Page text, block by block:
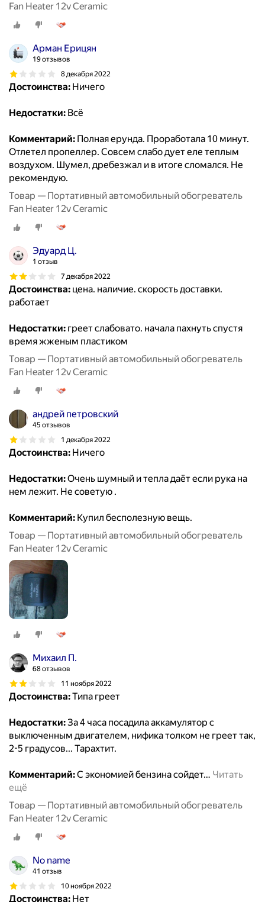
Fan Heater 12v Ceramic
Арман Ерицян
19 отзывов
8 декабря 2022
Достоинства: Ничего
Недостатки: Всё
Комментарий: Полная ерунда. Проработала 10 минут.
Отлетел пропеллер. Совсем слабо дует еле теплым
воздухом. Шумел, дребезжал и в итоге сломался. Не
рекомендую.
Товар — Портативный автомобильный обогреватель
Fan Heater 12v Ceramic
Эдуард Ц.
1 отзыв
7 декабря 2022
Достоинства: цена. наличие. скорость доставки.
работает
Недостатки: греет слабовато. начала пахнуть спустя
время жженым пластиком
Товар — Портативный автомобильный обогреватель
Fan Heater 12v Ceramic
андрей петровский
45 отзывов
1 декабря 2022
Достоинства: Ничего
Недостатки:Очень шумный и тепла даёт если рука на
нем лежит. Не советую .
Комментарий: Купил бесполезную вещь.
Товар — Портативный автомобильный обогреватель
Fan Heater 12v Ceramic
Михаил П.
68 отзывов
11 ноября 2022
Достоинства:Типа греет
Недостатки:За 4 часа посадила аккамулятор с
выключенным двигателем, нифика толком не греет так,
2-5 градусов... Тарахтит.
Комментарий:С экономией бензина сойдет… Читать
ещё
Товар — Портативный автомобильный обогреватель
Fan Heater 12v Ceramic
No name
41 отзыв
10 ноября 2022
Достоинства: Нет